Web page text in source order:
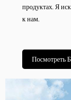
продуктах. Я
к нам.
Посмотреть